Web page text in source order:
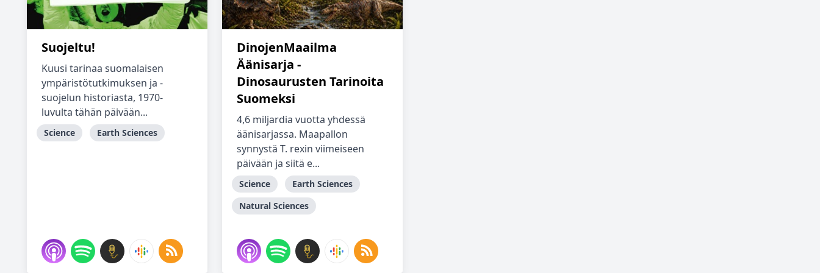
Suojeltu!
Kuusi tarinaa suomalaisen
ympäristötutkimuksen ja -
suojelun historiasta, 1970-
luvulta tähän päivään...
Science Earth Sciences
DinojenMaailma
Äänisarja -
Dinosaurusten Tarinoita
Suomeksi
4,6 miljardia vuotta yhdessä
äänisarjassa. Maapallon
synnystä T. rexin viimeiseen
päivään ja siitä e...
Science
Earth Sciences
Natural Sciences